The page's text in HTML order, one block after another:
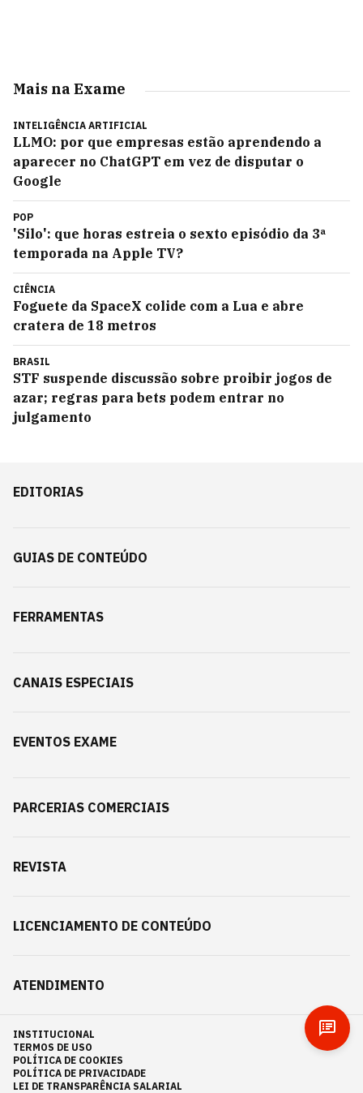
Mais na Exame
INTELIGÊNCIA ARTIFICIAL
LLMO: por que empresas estão aprendendo a
aparecer no ChatGPT em vez de disputar o
Google
POP
'Silo': que horas estreia o sexto episódio da 3ª
temporada na Apple TV?
CIÊNCIA
Foguete da SpaceX colide com a Lua e abre
cratera de 18 metros
BRASIL
STF suspende discussão sobre proibir jogos de
azar; regras para bets podem entrar no
julgamento
EDITORIAS
GUIAS DE CONTEÚDO
FERRAMENTAS
CANAIS ESPECIAIS
EVENTOS EXAME
PARCERIAS COMERCIAIS
REVISTA
LICENCIAMENTO DE CONTEÚDO
ATENDIMENTO
INSTITUCIONAL
TERMOS DE USO
POLÍTICA DE COOKIES
POLÍTICA DE PRIVACIDADE
LEI DE TRANSPARÊNCIA SALARIAL